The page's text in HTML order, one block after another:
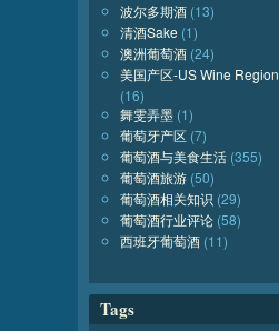
波尔多期酒 (13)
清酒Sake (1)
澳洲葡萄酒 (24)
美国产区-US Wine Region
(16)
舞雯弄墨 (1)
葡萄牙产区 (7)
葡萄酒与美食生活 (355)
葡萄酒旅游 (50)
葡萄酒相关知识 (29)
葡萄酒行业评论 (58)
西班牙葡萄酒 (11)
Tags